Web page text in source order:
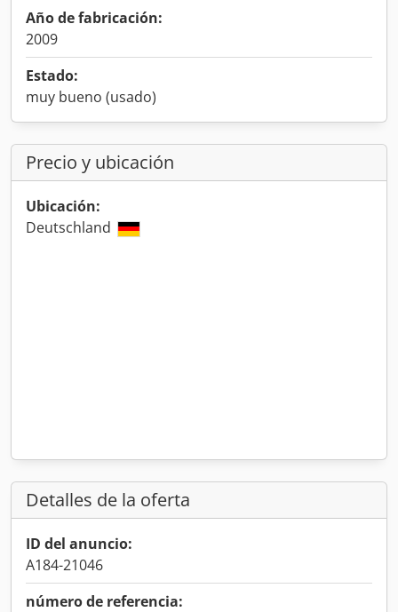
Año de fabricación:
2009
Estado:
muy bueno (usado)
Precio y ubicación
Ubicación:
Deutschland
Detalles de la oferta
ID del anuncio:
A184-21046
número de referencia: